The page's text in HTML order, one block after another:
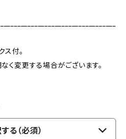
ス付。
く変更する場合がございます。
る（必須）